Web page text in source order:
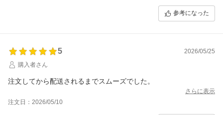
参考になった
5
2026/05/25
購入者さん
注文してから配送されるまでスムーズでした。
さらに表示
注文日：2026/05/10